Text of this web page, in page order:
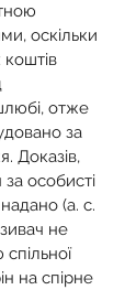
оскільки
отже
за
Доказів,
особисті
(а. с.
не
на спірне